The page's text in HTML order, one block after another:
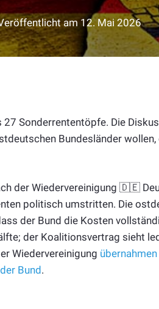
am12. Mai 2026
27 Sonderrententöpfe. Die
Bundesländer
der Wiedervereinigung 🇩🇪
politisch umstritten. Die
der Bund die Kosten
der Koalitionsvertrag sieht
Wiedervereinigung
Bund.